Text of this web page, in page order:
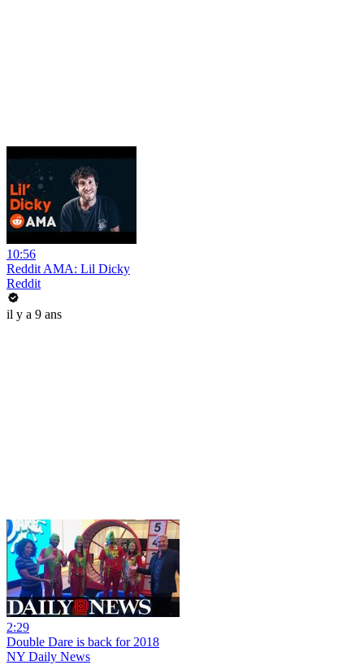
10:56
Reddit AMA: Lil Dicky
Reddit
il y a 9 ans
2:29
Double Dare is back for 2018
NY Daily News